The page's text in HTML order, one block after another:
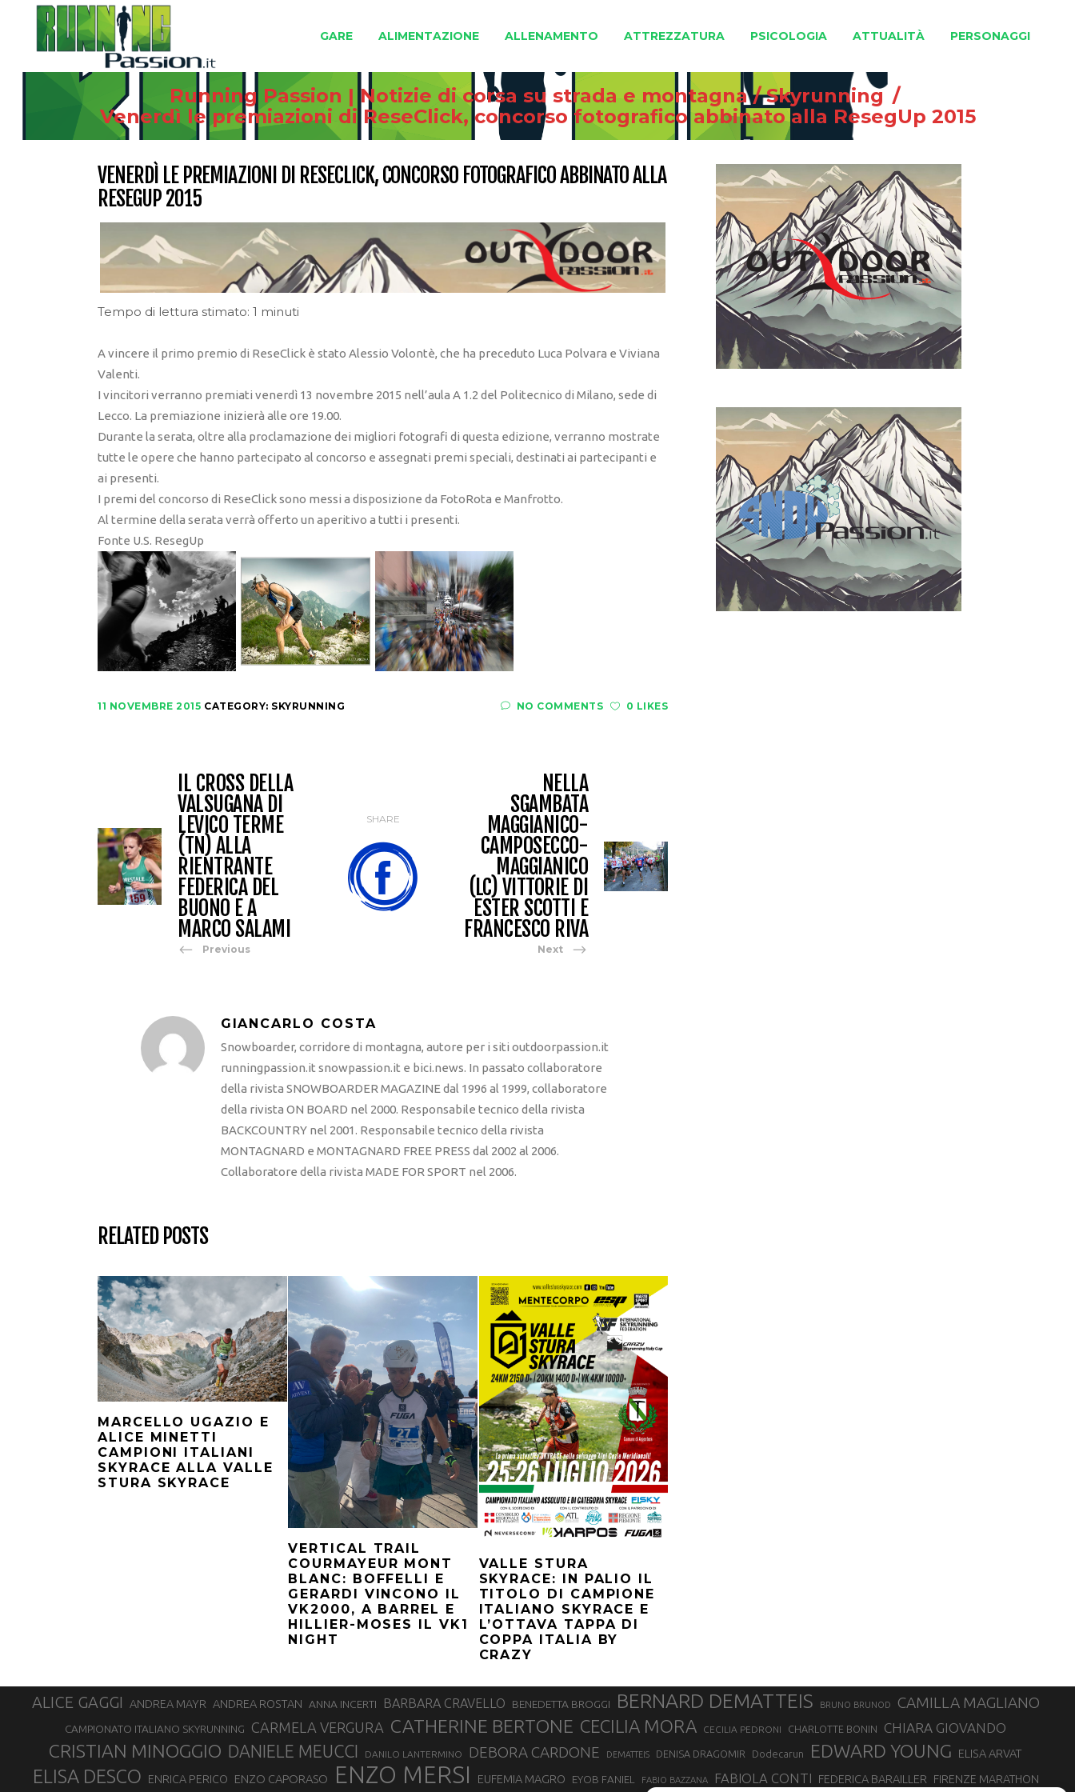
GARE ALIMENTAZIONE ALLENAMENTO ATTREZZATURA PSICOLOGIA ATTUALITÀ PERSONAGGI
Running Passion | Notizie di corsa su strada e montagna/Skyrunning /
Venerdì le premiazioni di ReseClick, concorso fotografico abbinato alla ResegUp 2015
VENERDÌ LE PREMIAZIONI DI RESECLICK, CONCORSO FOTOGRAFICO ABBINATO ALLA
RESEGUP 2015
Tempo di lettura stimato: 1 minuti
A vincere il primo premio di ReseClick è stato Alessio Volontè, che ha preceduto Luca Polvara e Viviana
Valenti.
I vincitori verranno premiati venerdì 13 novembre 2015 nell’aula A 1.2 del Politecnico di Milano, sede di
Lecco. La premiazione inizierà alle ore 19.00.
Durante la serata, oltre alla proclamazione dei migliori fotografi di questa edizione, verranno mostrate
tutte le opere che hanno partecipato al concorso e assegnati premi speciali, destinati ai partecipanti e
ai presenti.
I premi del concorso di ReseClick sono messi a disposizione da FotoRota e Manfrotto.
Al termine della serata verrà offerto un aperitivo a tutti i presenti.
Fonte U.S. ResegUp
11 NOVEMBRE 2015 CATEGORY: SKYRUNNING NO COMMENTS 0 LIKES
IL CROSS DELLA
VALSUGANA DI
LEVICO TERME
(TN) ALLA
RIENTRANTE
FEDERICA DEL
BUONO E A
MARCO SALAMI
Previous
SHARE
NELLA
SGAMBATA
MAGGIANICO-
CAMPOSECCO-
MAGGIANICO
(LC) VITTORIE DI
ESTER SCOTTI E
FRANCESCO RIVA
Next
GIANCARLO COSTA
Snowboarder, corridore di montagna, autore per i siti outdoorpassion.it
runningpassion.it snowpassion.it e bici.news. In passato collaboratore
della rivista SNOWBOARDER MAGAZINE dal 1996 al 1999, collaboratore
della rivista ON BOARD nel 2000. Responsabile tecnico della rivista
BACKCOUNTRY nel 2001. Responsabile tecnico della rivista
MONTAGNARD e MONTAGNARD FREE PRESS dal 2002 al 2006.
Collaboratore della rivista MADE FOR SPORT nel 2006.
RELATED POSTS
MARCELLO UGAZIO E
ALICE MINETTI
CAMPIONI ITALIANI
SKYRACE ALLA VALLE
STURA SKYRACE
VERTICAL TRAIL
COURMAYEUR MONT
BLANC: BOFFELLI E
GERARDI VINCONO IL
VK2000, A BARREL E
HILLIER-MOSES IL VK1
NIGHT
VALLE STURA
SKYRACE: IN PALIO IL
TITOLO DI CAMPIONE
ITALIANO SKYRACE E
L’OTTAVA TAPPA DI
COPPA ITALIA BY
CRAZY
ALICE GAGGI ANDREA MAYR ANDREA ROSTAN ANNA INCERTI BARBARA CRAVELLO BENEDETTA BROGGI BERNARD DEMATTEIS BRUNO BRUNOD CAMILLA MAGLIANO
CAMPIONATO ITALIANO SKYRUNNING CARMELA VERGURA CATHERINE BERTONE CECILIA MORA CECILIA PEDRONI CHARLOTTE BONIN CHIARA GIOVANDO
CRISTIAN MINOGGIO DANIELE MEUCCI DANILO LANTERMINO DEBORA CARDONE DEMATTEIS DENISA DRAGOMIR Dodecarun EDWARD YOUNG ELISA ARVAT
ELISA DESCO ENRICA PERICO ENZO CAPORASO ENZO MERSI EUFEMIA MAGRO EYOB FANIEL FABIO BAZZANA FABIOLA CONTI FEDERICA BARAILLER FIRENZE MARATHON